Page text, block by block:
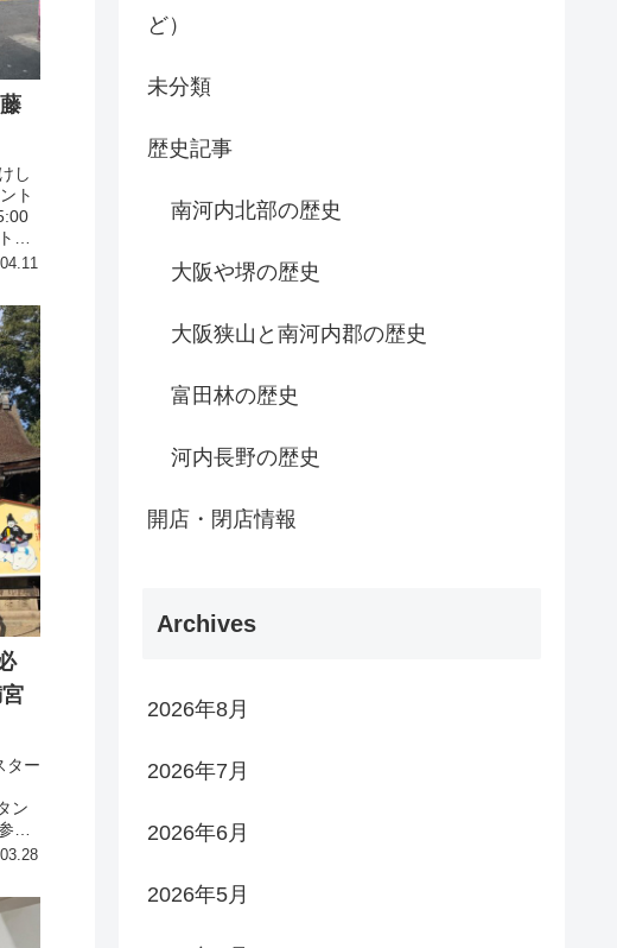
し
ト
と
ター
ン
加
ど）
未分類
歴史記事
南河内北部の歴史
大阪や堺の歴史
大阪狭山と南河内郡の歴史
富田林の歴史
河内長野の歴史
開店・閉店情報
Archives
2026年8月
2026年7月
2026年6月
2026年5月